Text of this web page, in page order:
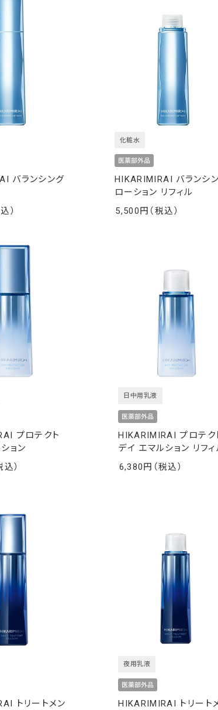
バランシング
HIKARIMIRAI バランシ
ローション リフィル
化粧水
5,500
プロテクト
ョン
HIKARIMIRAI プロテク
デイ エマルション リフィ
日中用乳液
6,380
トリートメン
HIKARIMIRAI トリート
夜用乳液